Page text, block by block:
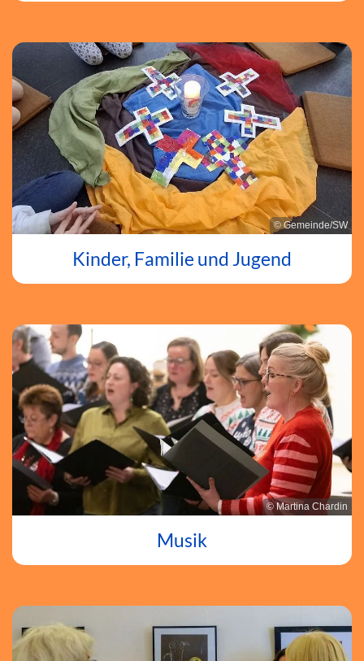
© Gemeinde/SW
Kinder, Familie und Jugend
© Martina Chardin
Musik